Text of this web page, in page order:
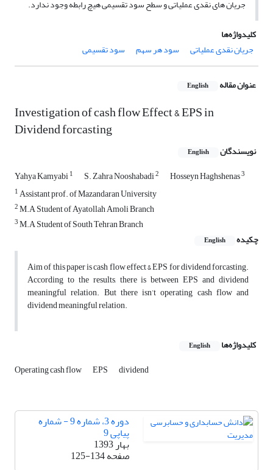
جریان های نقدی عملیاتی و سطح سود تقسیمی هیچ رابطه وجود ندارد.
کلیدواژه‌ها
جریان نقدی عملیاتی
سود هر سهم سود تقسیمی
عنوان مقاله English
Investigation of cash flow Effect & EPS in
Dividend forcasting
نویسندگان English
Yahya Kamyabi1 S. Zahra Nooshabadi2 Hosseyn Haghshenas3
1Assistant prof. of Mazandaran University
2M.A Student of Ayatollah Amoli Branch
3M.A Student of South Tehran Branch
چکیده
English
Aim of this paper is cash flow effect & EPS for dividend forcasting.
According to the results, there is between EPS and dividend
meaningful relation. But there isn’t operating cash flow and
dividend meaningful relation.
کلیدواژه‌ها English
Operating cash flow EPS dividend
دوره 3، شماره 9 - شماره
پیاپی 9
بهار 1393
صفحه125-134